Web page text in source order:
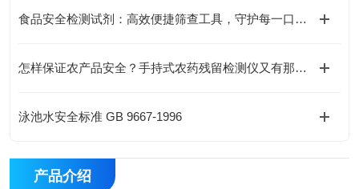
食品安全检测试剂：高效便捷筛查工具，守护每一口美味安全
怎样保证农产品安全？手持式农药残留检测仪又有那些检测方法呢？
泳池水安全标准 GB 9667-1996
产品介绍